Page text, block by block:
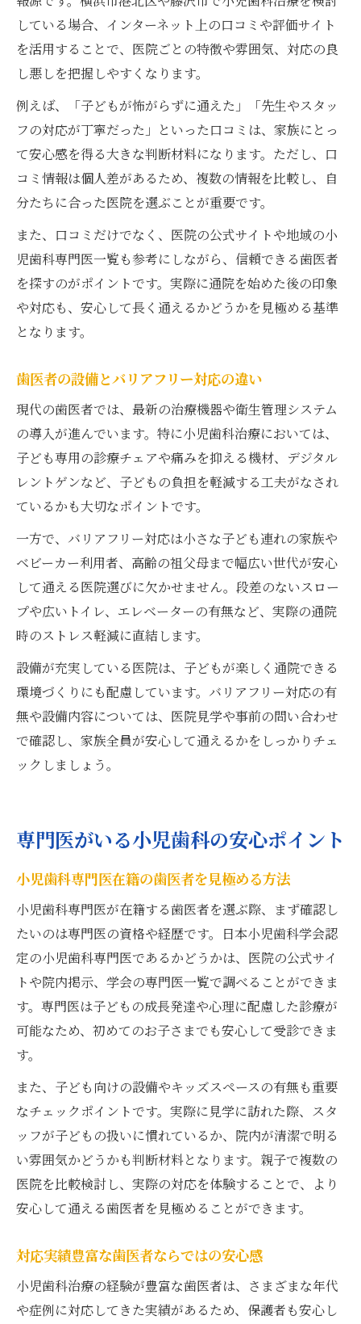
している場合、インターネット上の口コミや評価サイト
を活用することで、医院ごとの特徴や雰囲気、対応の良
し悪しを把握しやすくなります。
例えば、「子どもが怖がらずに通えた」「先生やスタッ
フの対応が丁寧だった」といった口コミは、家族にとっ
て安心感を得る大きな判断材料になります。ただし、口
コミ情報は個人差があるため、複数の情報を比較し、自
分たちに合った医院を選ぶことが重要です。
また、口コミだけでなく、医院の公式サイトや地域の小
児歯科専門医一覧も参考にしながら、信頼できる歯医者
を探すのがポイントです。実際に通院を始めた後の印象
や対応も、安心して長く通えるかどうかを見極める基準
となります。
歯医者の設備とバリアフリー対応の違い
現代の歯医者では、最新の治療機器や衛生管理システム
の導入が進んでいます。特に小児歯科治療においては、
子ども専用の診療チェアや痛みを抑える機材、デジタル
レントゲンなど、子どもの負担を軽減する工夫がなされ
ているかも大切なポイントです。
一方で、バリアフリー対応は小さな子ども連れの家族や
ベビーカー利用者、高齢の祖父母まで幅広い世代が安心
して通える医院選びに欠かせません。段差のないスロー
プや広いトイレ、エレベーターの有無など、実際の通院
時のストレス軽減に直結します。
設備が充実している医院は、子どもが楽しく通院できる
環境づくりにも配慮しています。バリアフリー対応の有
無や設備内容については、医院見学や事前の問い合わせ
で確認し、家族全員が安心して通えるかをしっかりチェ
ックしましょう。
専門医がいる小児歯科の安心ポイント
小児歯科専門医在籍の歯医者を見極める方法
小児歯科専門医が在籍する歯医者を選ぶ際、まず確認し
たいのは専門医の資格や経歴です。日本小児歯科学会認
定の小児歯科専門医であるかどうかは、医院の公式サイ
トや院内掲示、学会の専門医一覧で調べることができま
す。専門医は子どもの成長発達や心理に配慮した診療が
可能なため、初めてのお子さまでも安心して受診できま
す。
また、子ども向けの設備やキッズスペースの有無も重要
なチェックポイントです。実際に見学に訪れた際、スタ
ッフが子どもの扱いに慣れているか、院内が清潔で明る
い雰囲気かどうかも判断材料となります。親子で複数の
医院を比較検討し、実際の対応を体験することで、より
安心して通える歯医者を見極めることができます。
対応実績豊富な歯医者ならではの安心感
小児歯科治療の経験が豊富な歯医者は、さまざまな年代
や症例に対応してきた実績があるため、保護者も安心し